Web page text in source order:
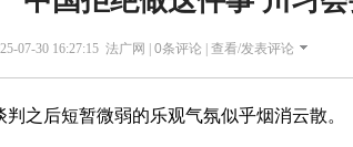
07-30 16:27:15 法广网 | 0条评论 | 查看/发表评论
之后短暂微弱的乐观气氛似乎烟消云散。